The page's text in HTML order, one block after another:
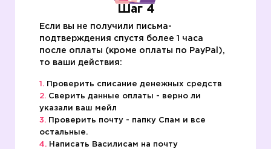
Шаг 4
Если вы не получили письма-
подтверждения спустя более 1 часа
после оплаты (кроме оплаты по PayPal),
то ваши действия:
Проверить списание денежных средств
Сверить данные оплаты - верно ли
указали ваш мейл
Проверить почту - папку Спам и все
остальные.
Написать Василисам на почту